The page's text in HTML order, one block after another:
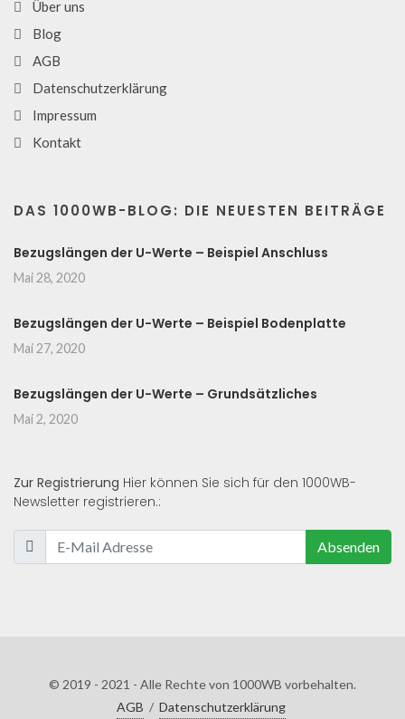
Über uns
Blog
AGB
Datenschutzerklärung
Impressum
Kontakt
DAS 1000WB-BLOG: DIE NEUESTEN BEITRÄGE
Bezugslängen der U-Werte – Beispiel Anschluss
Mai 28, 2020
Bezugslängen der U-Werte – Beispiel Bodenplatte
Mai 27, 2020
Bezugslängen der U-Werte – Grundsätzliches
Mai 2, 2020
Zur Registrierung Hier können Sie sich für den 1000WB-
Newsletter registrieren.:
Absenden
© 2019 - 2021 - Alle Rechte von 1000WB vorbehalten.
AGB / Datenschutzerklärung